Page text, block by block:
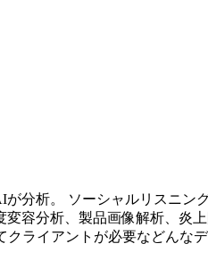
分析。 ソーシャルリスニン
容分析、製品画像解析、炎
ライアントが必要などんな